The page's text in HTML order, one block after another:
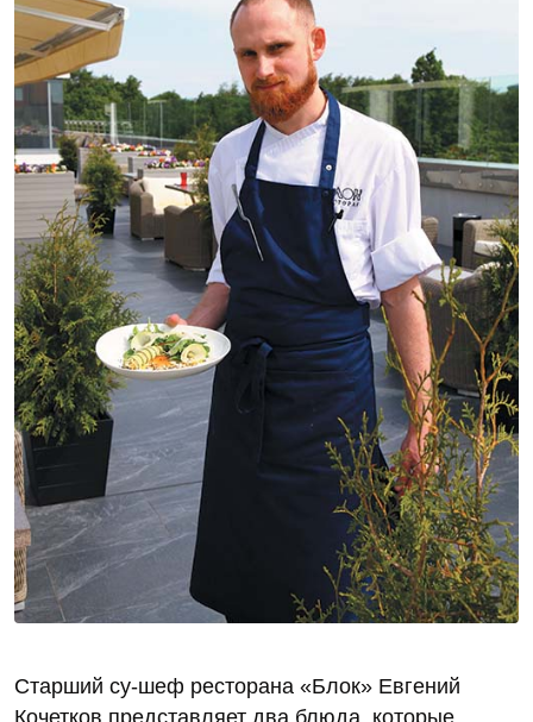
Старший су-шеф ресторана «Блок» Евгений
Кочетков представляет два блюда, которые